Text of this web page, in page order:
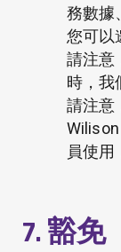
務數據
您可以
請注意
時，我
請注意
Wilison
員使用
7. 豁免